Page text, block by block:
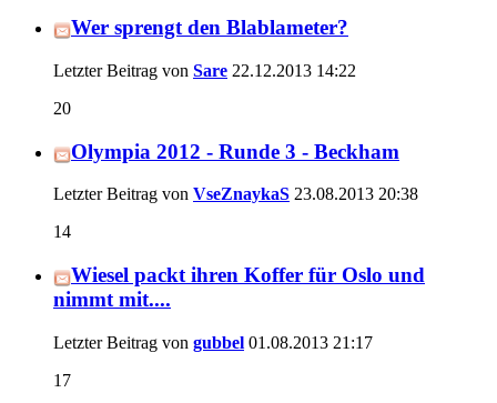
Wer sprengt den Blablameter?
Letzter Beitrag von Sare 22.12.2013 14:22
20
Olympia 2012 - Runde 3 - Beckham
Letzter Beitrag von VseZnaykaS 23.08.2013 20:38
14
Wiesel packt ihren Koffer für Oslo und
nimmt mit....
Letzter Beitrag von gubbel 01.08.2013 21:17
17